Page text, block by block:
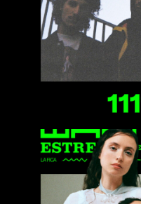
1111